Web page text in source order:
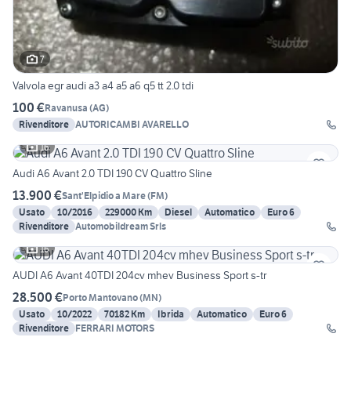
7
Valvola egr audi a3 a4 a5 a6 q5 tt 2.0 tdi
100 €Ravanusa (AG)
Rivenditore AUTORICAMBI AVARELLO
16
Audi A6 Avant 2.0 TDI 190 CV Quattro Sline
13.900 €Sant'Elpidio a Mare(FM)
Usato
10/2016 229000 Km Diesel Automatico
Euro 6
Rivenditore Automobildream Srls
16
AUDI A6 Avant 40TDI 204cv mhev Business Sport s-tr
28.500 €Porto Mantovano(MN)
Usato
10/2022 70182 Km Ibrida Automatico
Euro 6
Rivenditore FERRARI MOTORS